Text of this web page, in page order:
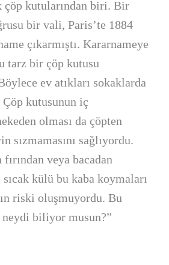
çöp kutularından biri. Bir
bir vali, Paris’te 1884
çıkarmıştı. Kararnameye
tarz bir çöp kutusu
ev atıkları sokaklarda
kutusunun iç
olması da çöpten
sızmamasını sağlıyordu.
veya bacadan
sıcak külü bu kaba koymaları
riski oluşmuyordu. Bu
neydi biliyor musun?”